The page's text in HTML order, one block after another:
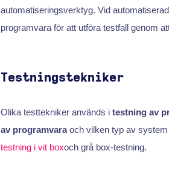
automatiseringsverktyg. Vid
programvara för att utföra testfall genom
Testningstekniker
Olika testtekniker används i testning av
av programvaraoch vilken typ av system
testning i vit boxoch grå box-testning.